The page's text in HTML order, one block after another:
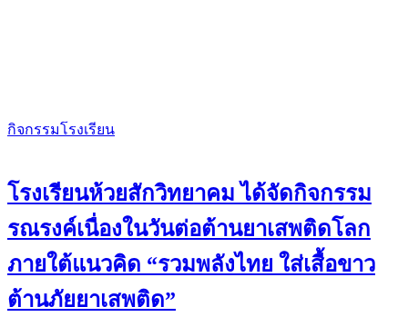
กิจกรรมโรงเรียน
โรงเรียนห้วยสักวิทยาคม ได้จัดกิจกรรม
รณรงค์เนื่องในวันต่อต้านยาเสพติดโลก
ภายใต้แนวคิด “รวมพลังไทย ใส่เสื้อขาว
ต้านภัยยาเสพติด”